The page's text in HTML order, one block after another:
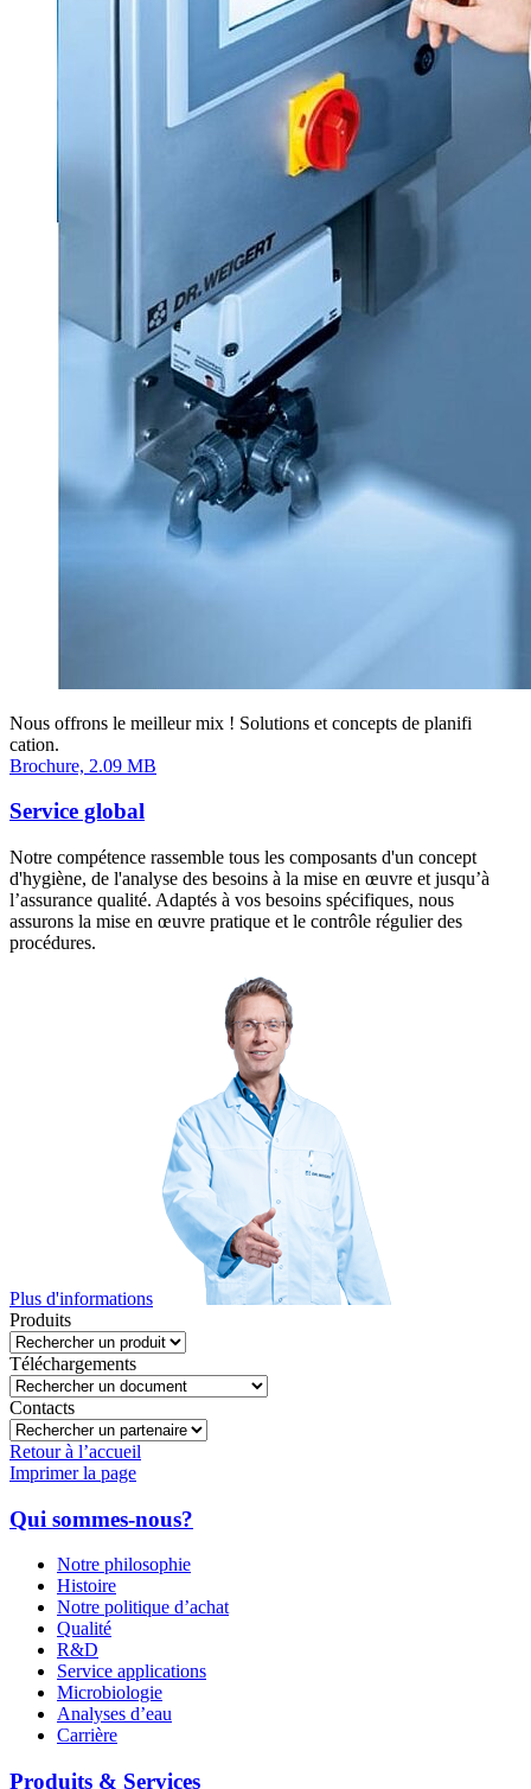
Nous offrons le meilleur mix ! Solutions et concepts de planifi
cation.
Brochure, 2.09 MB
Service global
Notre compétence rassemble tous les composants d'un concept
d'hygiène, de l'analyse des besoins à la mise en œuvre et jusqu’à
l’assurance qualité. Adaptés à vos besoins spécifiques, nous
assurons la mise en œuvre pratique et le contrôle régulier des
procédures.
Plus d'informations
Produits
Téléchargements
Contacts
Retour à l’accueil
Imprimer la page
Qui sommes-nous?
Notre philosophie
Histoire
Notre politique d’achat
Qualité
R&D
Service applications
Microbiologie
Analyses d’eau
Carrière
Produits & Services